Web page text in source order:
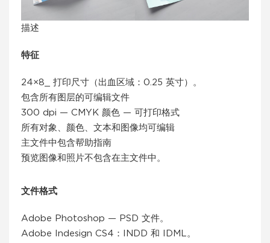
描述
特征
24×8_ 打印尺寸（出血区域：0.25 英寸）。
包含所有图层的可编辑文件
300 dpi — CMYK 颜色 — 可打印格式
所有对象、颜色、文本和图像均可编辑
主文件中包含帮助指南
预览图像和照片不包含在主文件中。
文件格式
Adobe Photoshop — PSD 文件。
Adobe Indesign CS4：INDD 和 IDML。